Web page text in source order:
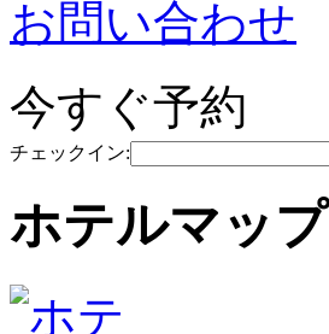
お問い合わせ
今すぐ予約
チェックイン:
ホテルマップ